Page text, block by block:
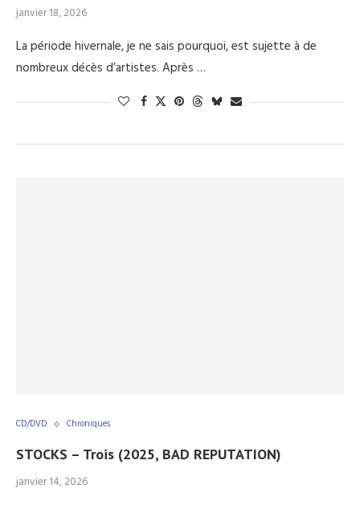
janvier 18, 2026
La période hivernale, je ne sais pourquoi, est sujette à de
nombreux décès d’artistes. Après …
CD/DVD Chroniques
STOCKS – Trois (2025, BAD REPUTATION)
janvier 14, 2026